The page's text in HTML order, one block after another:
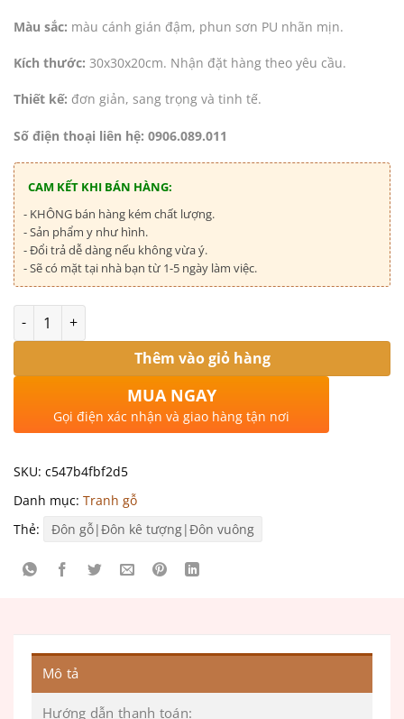
Màu sắc: màu cánh gián đậm, phun sơn PU nhãn mịn.
Kích thước: 30x30x20cm. Nhận đặt hàng theo yêu cầu.
Thiết kế: đơn giản, sang trọng và tinh tế.
Số điện thoại liên hệ: 0906.089.011
CAM KẾT KHI BÁN HÀNG:
- KHÔNG bán hàng kém chất lượng.
- Sản phẩm y như hình.
- Đổi trả dễ dàng nếu không vừa ý.
- Sẽ có mặt tại nhà bạn từ 1-5 ngày làm việc.
Số lượng
Thêm vào giỏ hàng
MUA NGAY
Gọi điện xác nhận và giao hàng tận nơi
SKU: c547b4fbf2d5
Danh mục: Tranh gỗ
Thẻ:
Đôn gỗ|Đôn kê tượng|Đôn vuông
Mô tả
Hướng dẫn thanh toán: